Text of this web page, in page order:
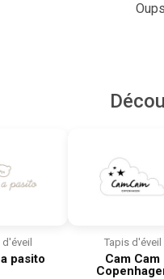
pasito
Tapis d'éveil
Cam Cam